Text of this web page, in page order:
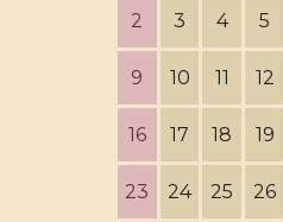
2 3 4 5
9 10 11 12
16 17 18 19
23 24 25 26